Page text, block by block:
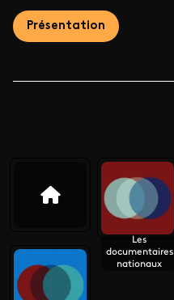
Présentation
Les
documentaires
nationaux